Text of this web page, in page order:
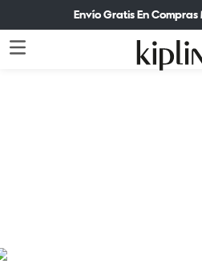
Envío Gratis En Compras